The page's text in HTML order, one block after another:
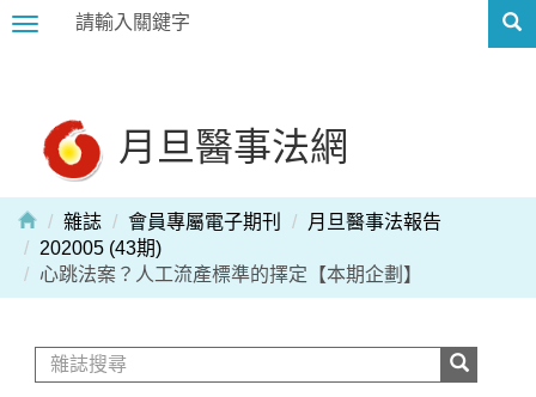
Toggle
月旦醫事法網
雜誌 會員專屬電子期刊
月旦醫事法報告
202005 (43期)
心跳法案？人工流產標準的擇定【本期企劃】